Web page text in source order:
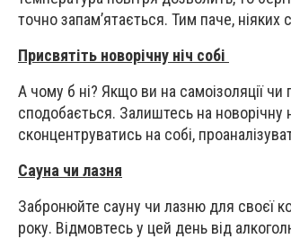
точно запам’ятається. Тим паче, ніяких
Присвятіть новорічну ніч собі
А чому б ні? Якщо ви на самоізоляції
сподобається. Залиштесь на новорічну
сконцентруватись на собі,
Сауна чи лазня
Забронюйте сауну чи лазню для своєї
року. Відмовтесь у цей день від